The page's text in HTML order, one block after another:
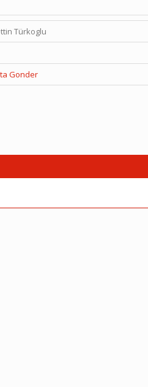
Türkoglu
Gonder